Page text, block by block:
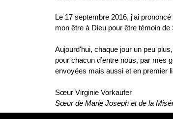
Le 17 septembre 2016, j'ai
mon être à Dieu pour être témoin
Aujourd'hui, chaque jour un peu
pour chacun d’entre nous, par
envoyées mais aussi et en premier
Sœur Virginie Vorkaufer
Sœur de Marie Joseph et de la